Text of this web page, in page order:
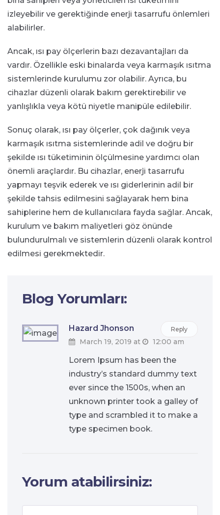
izleyebilir ve gerektiğinde enerji tasarrufu önlemleri
alabilirler.
Ancak, ısı pay ölçerlerin bazı dezavantajları da
vardır. Özellikle eski binalarda veya karmaşık ısıtma
sistemlerinde kurulumu zor olabilir. Ayrıca, bu
cihazlar düzenli olarak bakım gerektirebilir ve
yanlışlıkla veya kötü niyetle manipüle edilebilir.
Sonuç olarak, ısı pay ölçerler, çok dağınık veya
karmaşık ısıtma sistemlerinde adil ve doğru bir
şekilde ısı tüketiminin ölçülmesine yardımcı olan
önemli araçlardır. Bu cihazlar, enerji tasarrufu
yapmayı teşvik ederek ve ısı giderlerinin adil bir
şekilde tahsis edilmesini sağlayarak hem bina
sahiplerine hem de kullanıcılara fayda sağlar. Ancak,
kurulum ve bakım maliyetleri göz önünde
bulundurulmalı ve sistemlerin düzenli olarak kontrol
edilmesi gerekmektedir.
Blog Yorumları:
Hazard Jhonson
March 19, 2019 at 12:00 am
Lorem Ipsum has been the
industry’s standard dummy text
ever since the 1500s, when an
unknown printer took a galley of
type and scrambled it to make a
type specimen book.
Reply
Yorum atabilirsiniz: